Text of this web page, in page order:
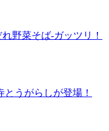
野菜そば-ガッツリ！
うがらしが登場！